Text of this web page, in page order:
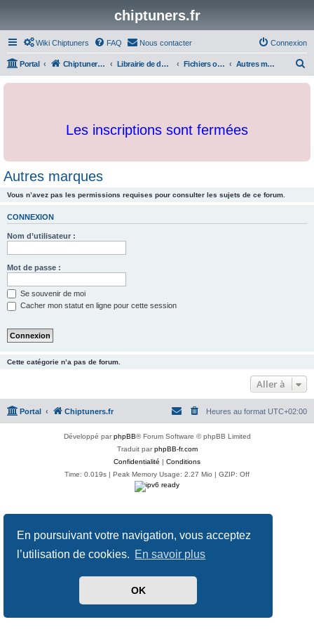
En poursuivant votre navigation, vous acceptez
l’utilisation de cookies. En savoir plus
OK
chiptuners.fr
Wiki Chiptuners FAQ Nous contacter Connexion
Portal Chiptuners.fr Librairie de documents et originaux Fichiers originaux Autres marques
c
Les inscriptions sont fermées
Autres marques
Vous n’avez pas les permissions requises pour consulter les sujets de ce forum.
CONNEXION
Nom d’utilisateur :
Mot de passe :
Se souvenir de moi
Cacher mon statut en ligne pour cette session
Cette catégorie n’a pas de forum.
Aller à
Portal Chiptuners.fr Heures au format UTC+02:00
Développé parphpBB® Forum Software © phpBB Limited
Traduit parphpBB-fr.com
Confidentialité | Conditions
Time: 0.019s | Peak Memory Usage: 2.27 Mio | GZIP: Off